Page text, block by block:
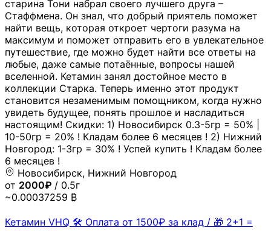
старина Тони набрал своего лучшего друга –
Стаффмена. Он знал, что добрый приятель поможет
найти вещь, которая откроет чертоги разума на
максимум и поможет отправить его в увлекательное
путешествие, где можно будет найти все ответы на
любые, даже самые потаённые, вопросы нашей
вселенной. Кетамин занял достойное место в
коллекции Старка. Теперь именно этот продукт
становится незаменимым помощником, когда нужно
увидеть будущее, понять прошлое и насладиться
настоящим! Скидки: 1) Новосибирск 0.3-5гр = 50% |
10-50гр = 20% ! Кладам более 6 месяцев ! 2) Нижний
Новгород: 1-3гр = 30% ! Успей купить ! Кладам более
6 месяцев !
Новосибирск, Нижний Новгород
от 2000₽ / 0.5г
~0.00037259 ₿
Кетамин VHQ 🛠 Оплата от 1500₽ за клад / 🎁 2+1 =